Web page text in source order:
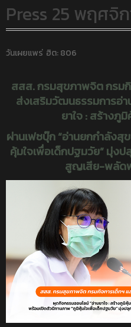
Press 25 พฤศจิ
วันเผยแพร่ ฮิต: 806
สสส. กรมสุขภาพจิต กรมกิ
ส่งเสริมวัฒนธรรมการอ่
ยาใจ : สร้างภู
ผ่านเฟซบุ๊ก “อ่านยกกำลังสุ
คุ้มใจเพื่อเด็กปฐมวัย” มุ่ง
สูญเสีย-พลัดพ